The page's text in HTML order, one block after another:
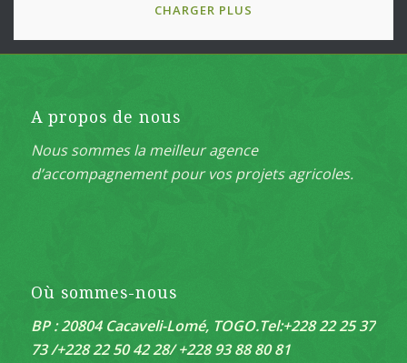
CHARGER PLUS
A propos de nous
Nous sommes la meilleur agence
d’accompagnement pour vos projets agricoles.
Où sommes-nous
BP : 20804 Cacaveli-Lomé, TOGO.Tel:+228 22 25 37
73 /+228 22 50 42 28/ +228 93 88 80 81